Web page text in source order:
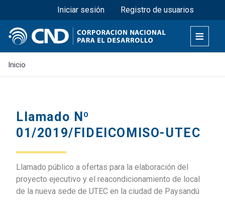
Pasar
al
contenido
principal
Menú superior
Iniciar sesión Registro de usuarios
Inicio
Llamado Nº
01/2019/FIDEICOMISO-UTEC
Llamado público a ofertas para la elaboración del
proyecto ejecutivo y el reacondicionamiento de local
de la nueva sede de UTEC en la ciudad de Paysandú